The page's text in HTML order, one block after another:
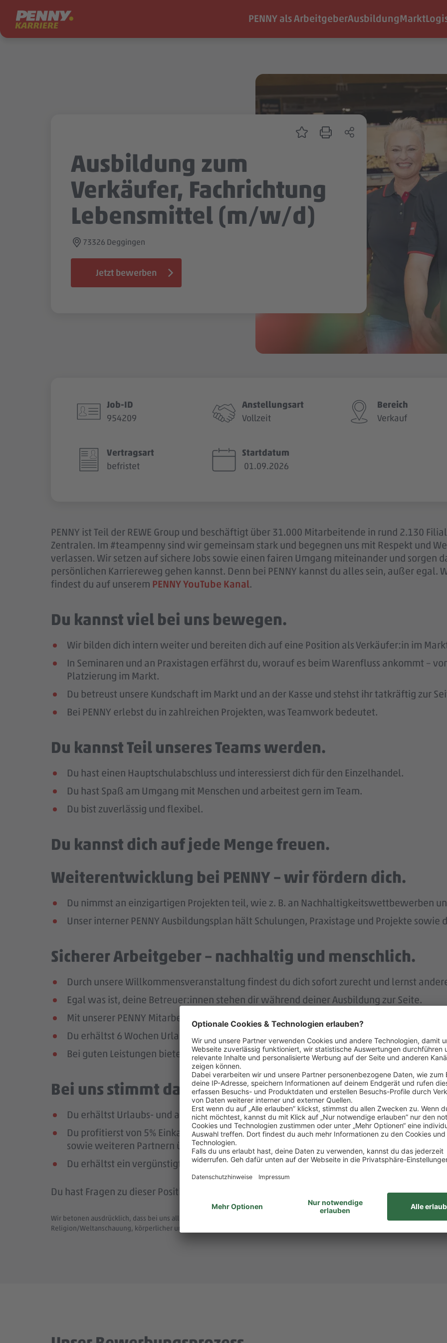
Zum Inhalt springen PENNY als ArbeitgeberAusbildungMarkt
Ausbildung zum
Verkäufer, Fachrichtung
Lebensmittel (m/w/d)
73326 Deggingen
Jetzt bewerben
Job-ID
954209
Anstellungsart
Vollzeit
Bereich
Verkauf
Vertragsart
befristet
Startdatum
01.09.2026
PENNY ist Teil der REWE Group und beschäftigt über 31.000 Mitarbeitende in rund 2.130
Zentralen. Im #teampenny sind wir gemeinsam stark und begegnen uns mit Respekt und
verlassen. Wir setzen auf sichere Jobs sowie einen fairen Umgang miteinander und sorgen
persönlichen Karriereweg gehen kannst. Denn bei PENNY kannst du alles sein, außer egal.
findest du auf unserem PENNY YouTube Kanal.
Du kannst viel bei uns bewegen.
Wir bilden dich intern weiter und bereiten dich auf eine Position als Verkäufer:in im
In Seminaren und an Praxistagen erfährst du, worauf es beim Warenfluss ankommt –
Platzierung im Markt.
Du betreust unsere Kundschaft im Markt und an der Kasse und stehst ihr tatkräftig zur
Bei PENNY erlebst du in zahlreichen Projekten, was Teamwork bedeutet.
Du kannst Teil unseres Teams werden.
Du hast einen Hauptschulabschluss und interessierst dich für den Einzelhandel.
Du hast Spaß am Umgang mit Menschen und arbeitest gern im Team.
Du bist zuverlässig und flexibel.
Du kannst dich auf jede Menge freuen.
Weiterentwicklung bei PENNY – wir fördern dich.
Du nimmst an einzigartigen Projekten teil, wie z. B. an Nachhaltigkeitswettbewerben
Unser interner PENNY Ausbildungsplan hält Schulungen, Praxistage und Projekte
Sicherer Arbeitgeber – nachhaltig und menschlich.
Durch unsere Willkommensveranstaltung findest du dich sofort zurecht und lernst
Egal was ist, deine Betreuer:innen stehen dir während deiner Ausbildung zur Seite.
Mit unserer PENNY Mitarbeitenden-App bist du immer gut informiert und intern vernetzt.
Du erhältst 6 Wochen Urlaub pro Jahr.
Bei guten Leistungen bieten wir dir nach deiner Ausbildung eine Übernahme in ein
Bei uns stimmt das Gehalt – und noch mehr.
Du erhältst Urlaubs- und ab dem zweiten Jahr auch noch Weihnachtsgeld.
Du profitierst von 5% Einkaufsrabatt bei PENNY und REWE, weiteren Rabatten beim
sowie weiteren Partnern über die Plattform Corporate Benefits.
Du erhältst ein vergünstigtes Deutschlandticket.
Du hast Fragen zu dieser Position (Job-ID: 954209)? Dann melde dich bei Steffi Mollnau
Wir betonen ausdrücklich, dass bei uns alle Menschen - unabhängig von Geschlecht/geschlechtlicher Identität, ethnischer
Religion/Weltanschauung, körperlicher und geistiger Fähigkeiten, Alter sowie sexueller Orientierung oder weiterer